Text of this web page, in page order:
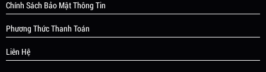
Chính Sách Bảo Mật Thông Tin
Phương Thức Thanh Toán
Liên Hệ